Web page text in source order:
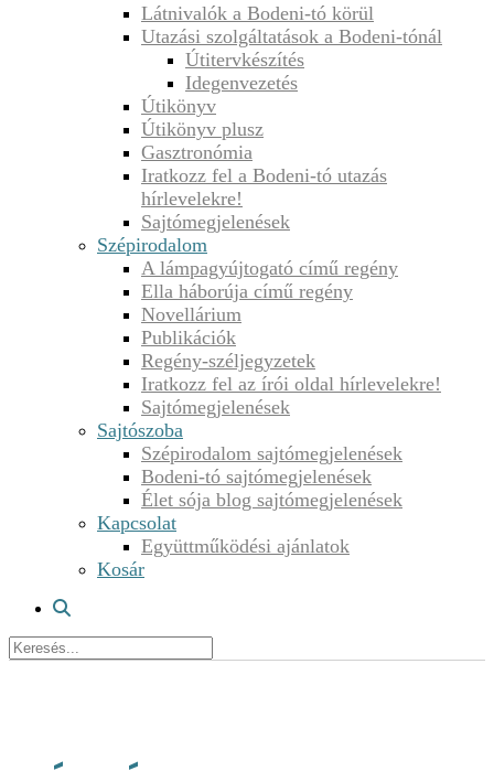
Látnivalók a Bodeni-tó körül
Utazási szolgáltatások a Bodeni-tónál
Útitervkészítés
Idegenvezetés
Útikönyv
Útikönyv plusz
Gasztronómia
Iratkozz fel a Bodeni-tó utazás
hírlevelekre!
Sajtómegjelenések
Szépirodalom
A lámpagyújtogató című regény
Ella háborúja című regény
Novellárium
Publikációk
Regény-széljegyzetek
Iratkozz fel az írói oldal hírlevelekre!
Sajtómegjelenések
Sajtószoba
Szépirodalom sajtómegjelenések
Bodeni-tó sajtómegjelenések
Élet sója blog sajtómegjelenések
Kapcsolat
Együttműködési ajánlatok
Kosár